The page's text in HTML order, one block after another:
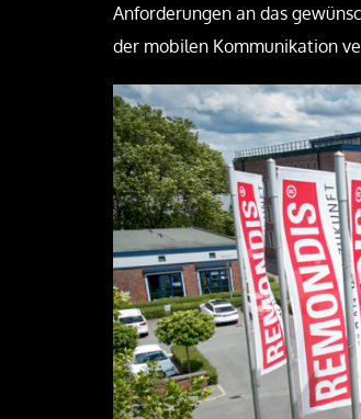
Anforderungen an das
der mobilen Kommunikation